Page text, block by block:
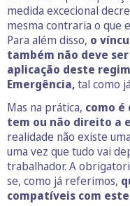
medida excecional
mesma contraria o que
Para além disso, o
também não deve
aplicação deste
Emergência,tal como
Mas na prática, como
tem ou não direito a
realidade não existe
uma vez que tudo vai
trabalhador. A
se, como já referimos,
compatíveis com